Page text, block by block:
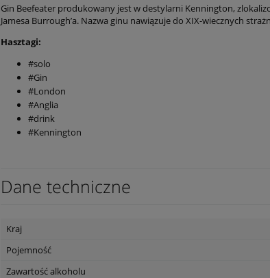
Gin Beefeater produkowany jest w destylarni Kennington,
Jamesa Burrough’a. Nazwa ginu nawiązuje do XIX-wiecznych
Hasztagi:
#solo
#Gin
#London
#Anglia
#drink
#Kennington
Dane techniczne
Kraj
Pojemność
Zawartość alkoholu